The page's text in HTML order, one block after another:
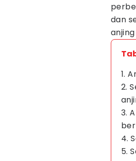
dan
1.
2.
3.
4.
5.